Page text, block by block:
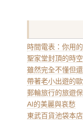
時間電表：你用
聖家堂封頂的時
雖然完全不懂但
帶著老小出遊的
郵輪旅行的旅遊
AI的美麗與哀愁
東武百貨池袋本